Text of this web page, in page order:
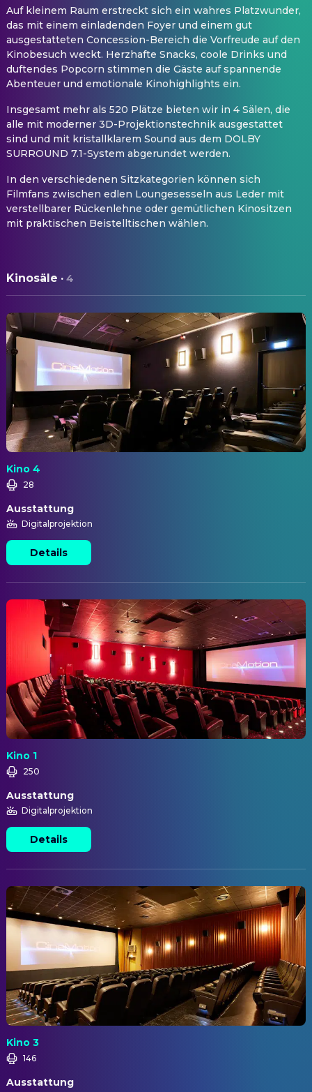
Auf kleinem Raum erstreckt sich ein wahres Platzwunder,
das mit einem einladenden Foyer und einem gut
ausgestatteten Concession-Bereich die Vorfreude auf den
Kinobesuch weckt. Herzhafte Snacks, coole Drinks und
duftendes Popcorn stimmen die Gäste auf spannende
Abenteuer und emotionale Kinohighlights ein.
Insgesamt mehr als 520 Plätze bieten wir in 4 Sälen, die
alle mit moderner 3D-Projektionstechnik ausgestattet
sind und mit kristallklarem Sound aus dem DOLBY
SURROUND 7.1-System abgerundet werden.
In den verschiedenen Sitzkategorien können sich
Filmfans zwischen edlen Loungesesseln aus Leder mit
verstellbarer Rückenlehne oder gemütlichen Kinositzen
mit praktischen Beistelltischen wählen.
Kinosäle · 4
Kino 4
28
Ausstattung
Digitalprojektion
Details
Kino 1
250
Ausstattung
Digitalprojektion
Details
Kino 3
146
Ausstattung